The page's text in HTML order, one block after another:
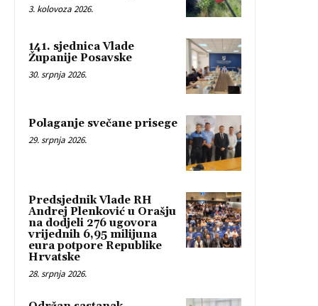
3. kolovoza 2026.
141. sjednica Vlade
Županije Posavske
30. srpnja 2026.
Polaganje svečane prisege
29. srpnja 2026.
Predsjednik Vlade RH
Andrej Plenković u Orašju
na dodjeli 276 ugovora
vrijednih 6,95 milijuna
eura potpore Republike
Hrvatske
28. srpnja 2026.